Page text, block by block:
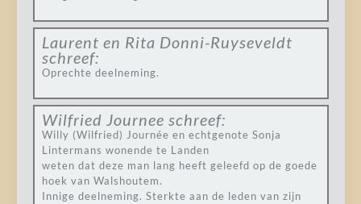
Laurent en Rita Donni-Ruyseveldt
schreef:
Oprechte deelneming.
Wilfried Journee schreef:
Willy (Wilfried) Journée en echtgenote Sonja
Lintermans wonende te Landen
weten dat deze man lang heeft geleefd op de goede
hoek van Walshoutem.
Innige deelneming. Sterkte aan de leden van zijn